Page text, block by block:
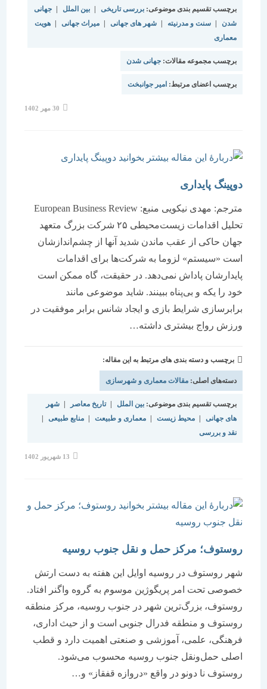
برچسب تقسیم بندی موضوعی:بررسی تاریخی | بین الملل |
جهانی
سنت و مدرنیته | شهر های جهانی | میراث جهانی | هویت
برچسب مجموعه مقالات:جهانی شدن
برچسب اعضای مرتبط: امیر جوانبخت
دوپینگ پایداری
مترجم: مهدی نیکویی منبع: European Business Review
تحلیل اقدامات زیست‏‏‌محیطی ۲۵ شرکت بزرگ متعهد
جهان حاکی از عقب ماندن شدید آنها از چشم‏‏‌اندازشان
است «سیستم» لزوما به شرکت‌ها برای اقدامات
پایدارشان پاداش نمی‌‌‌دهد. در حقیقت، گاه ممکن است
خود را یکه و بی‌‌‌پناه ببینند. شاید موضوعی مانند
برابرسازی شرایط بازی و ایجاد شانس برابر موفقیت در
ورزش رواج بیشتری داشته…
برچسب و دسته بندی های مرتبط به این مقاله:
دسته‌های اصلی:مقالات معماری و شهرسازی
برچسب تقسیم بندی موضوعی:بین الملل | تاریخ معاصر | شهر
های جهانی
| محیط زیست | معماری و طبیعت | منابع طبیعی |
نقد و بررسی
روستوف؛ مرکز حمل و نقل جنوب روسیه
شهر روستوف در روسیه اوایل این هفته به دست ارتش
خصوصی تحت امر پریگوژین موسوم به گروه واگنر افتاد.
روستوف، بزرگ‌ترین شهر در جنوب روسیه، مرکز منطقه
روستوف و منطقه فدرال جنوبی است و از حیث اداری،
فرهنگی، علمی، آموزشی و صنعتی اهمیت دارد و قطب
اصلی حمل‌ونقل جنوب روسیه محسوب می‌شود.
روستوف نا دونو در واقع «دروازه قفقاز» و…